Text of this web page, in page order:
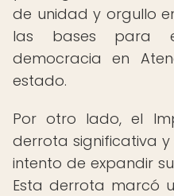
de unidad y orgullo
las bases para
democracia en
estado.
Por otro lado, el
derrota significativa
intento de expandir
Esta derrota marcó